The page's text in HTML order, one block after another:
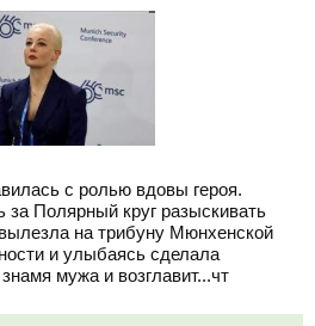
с ролью вдовы героя.
за Полярный круг разыскивать
на трибуну Мюнхенской
и улыбаясь сделала
мужа и возглавит...чт